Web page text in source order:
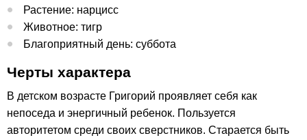
Растение: нарцисс
Животное: тигр
Благоприятный день: суббота
Черты характера
В детском возрасте Григорий проявляет себя как
непоседа и энергичный ребенок. Пользуется
авторитетом среди своих сверстников. Старается быть